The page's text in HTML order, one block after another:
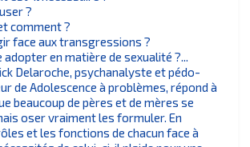
?
comment ?
face aux transgressions ?
en matière de sexualité ?...
Delaroche, psychanalyste et pédo-
de Adolescence à problèmes, répond à
beaucoup de pères et de mères se
oser vraiment les formuler. En
et les fonctions de chacun face à